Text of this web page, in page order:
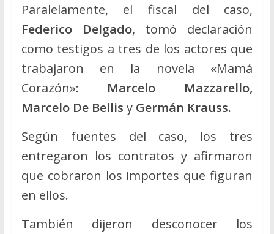
Paralelamente, el fiscal del caso,
Federico Delgado, tomó declaración
como testigos a tres de los actores que
trabajaron en la novela «Mamá
Corazón»: Marcelo Mazzarello,
Marcelo De Bellis yGermán Krauss.
Según fuentes del caso, los tres
entregaron los contratos y afirmaron
que cobraron los importes que figuran
en ellos.
También dijeron desconocer los